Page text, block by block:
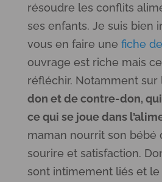
résoudre les conflits
ses enfants. Je suis bien
vous en faire une fiche
ouvrage est riche mais
réfléchir. Notamment sur
don et de contre-don,
ce qui se joue dans
maman nourrit son bébé
sourire et satisfaction.
sont intimement liés et le